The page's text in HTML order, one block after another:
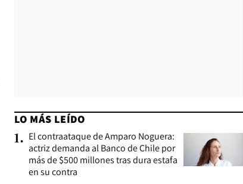
LO MÁS LEÍDO
1. El contraataque de Amparo Noguera:
actriz demanda al Banco de Chile por
más de $500 millones tras dura estafa
en su contra